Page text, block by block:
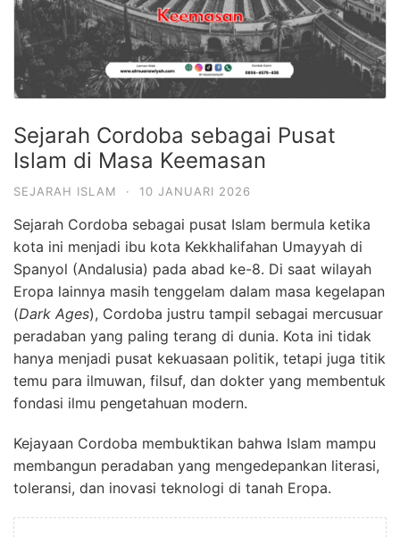
Sejarah Cordoba sebagai Pusat
Islam di Masa Keemasan
SEJARAH ISLAM · 10 JANUARI 2026
Sejarah Cordoba sebagai pusat Islam bermula ketika
kota ini menjadi ibu kota Kekkhalifahan Umayyah di
Spanyol (Andalusia) pada abad ke-8. Di saat wilayah
Eropa lainnya masih tenggelam dalam masa kegelapan
(Dark Ages), Cordoba justru tampil sebagai mercusuar
peradaban yang paling terang di dunia. Kota ini tidak
hanya menjadi pusat kekuasaan politik, tetapi juga titik
temu para ilmuwan, filsuf, dan dokter yang membentuk
fondasi ilmu pengetahuan modern.
Kejayaan Cordoba membuktikan bahwa Islam mampu
membangun peradaban yang mengedepankan literasi,
toleransi, dan inovasi teknologi di tanah Eropa.